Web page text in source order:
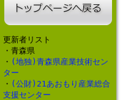
更新者リスト
・青森県
・ (地独)青森県産業技術セン
ター
・ (公財)21あおもり産業総合
支援センター